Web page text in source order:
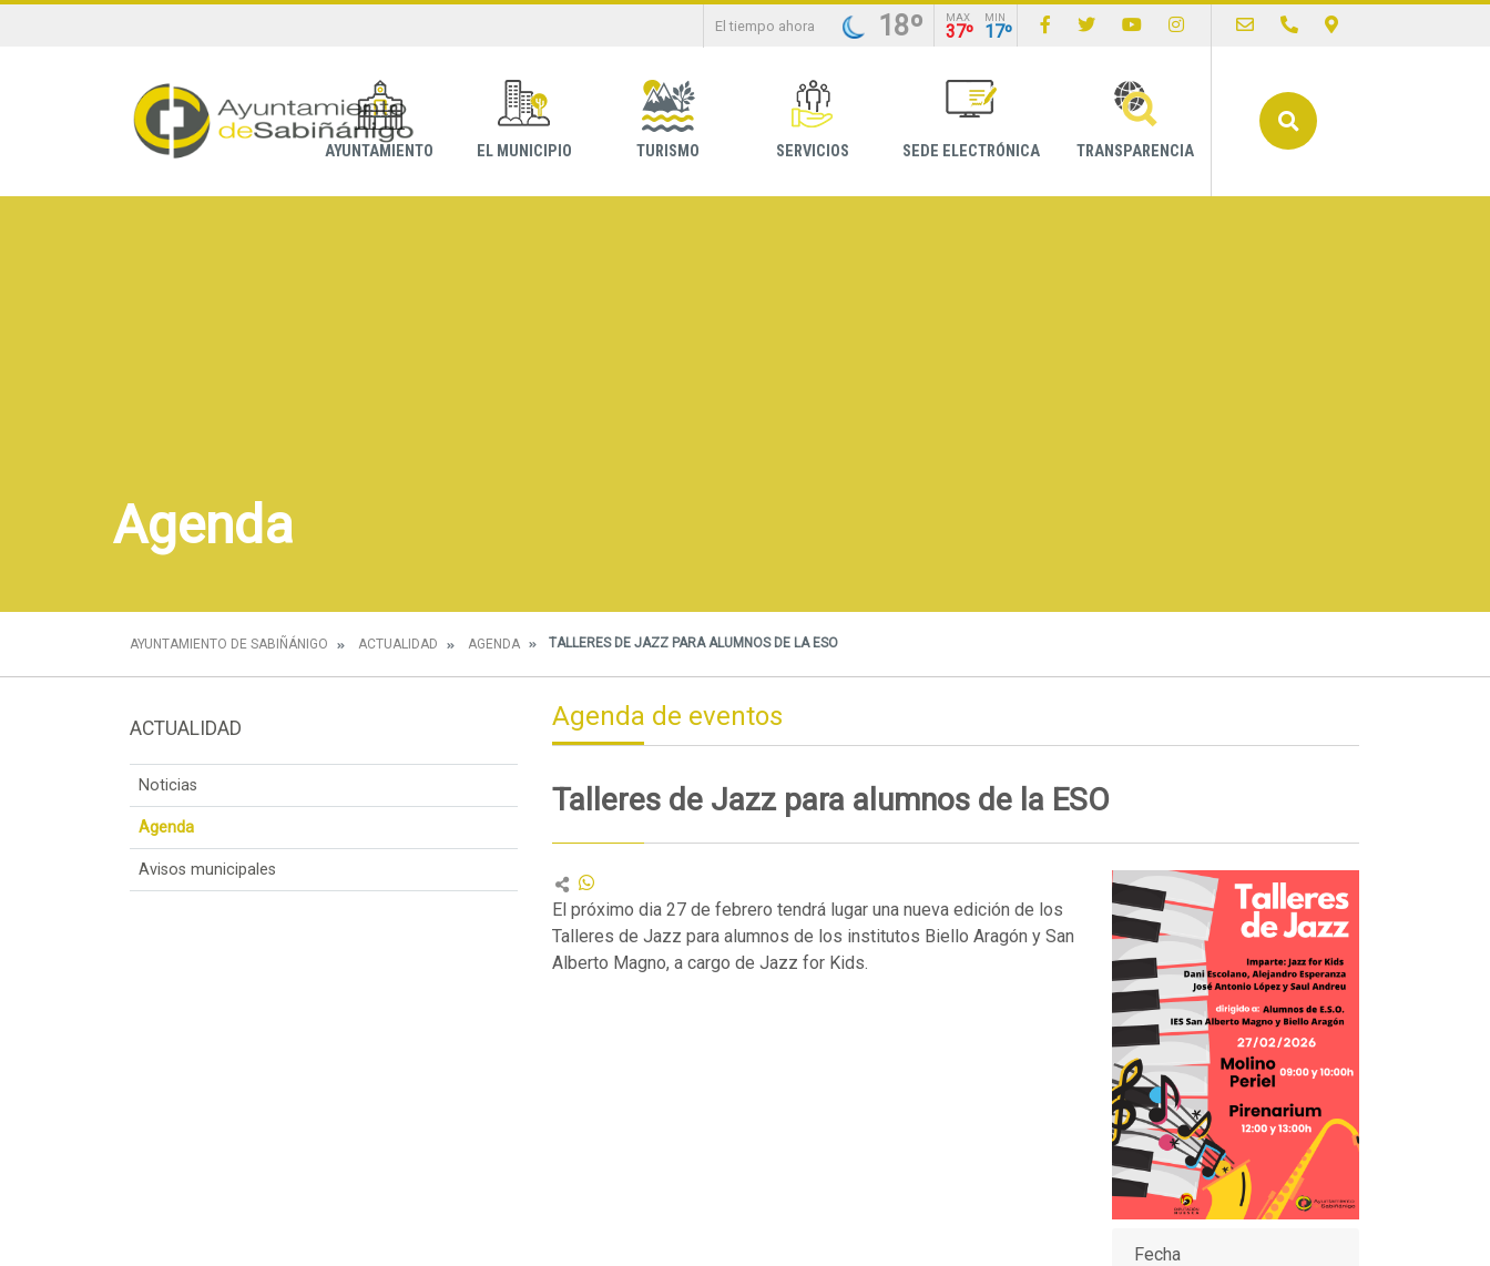
El tiempo ahora 18º MAX
37º
MIN
17º
AYUNTAMIENTO EL MUNICIPIO TURISMO SERVICIOS SEDE ELECTRÓNICA TRANSPARENCIA
Agenda
AYUNTAMIENTO DE SABIÑÁNIGO ACTUALIDAD AGENDA TALLERES DE JAZZ PARA ALUMNOS DE LA ESO
ACTUALIDAD
Noticias
Agenda
Avisos municipales
Agenda de eventos
Talleres de Jazz para alumnos de la ESO
El próximo dia 27 de febrero tendrá lugar una nueva edición de los
Talleres de Jazz para alumnos de los institutos Biello Aragón y San
Alberto Magno, a cargo de Jazz for Kids.
Fecha